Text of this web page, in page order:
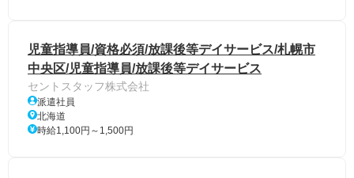
児童指導員/資格必須/放課後等デイサービス/札幌市
中央区/児童指導員/放課後等デイサービス
セントスタッフ株式会社
派遣社員
北海道
時給1,100円～1,500円